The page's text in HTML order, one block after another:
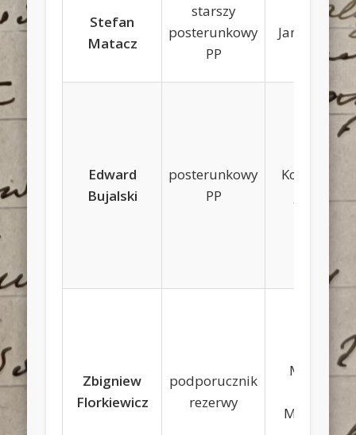
Stefan
Matacz
starszy
posterunkowy
PP
Jan, Rozalia
Edward
Bujalski
posterunkowy
PP
Konstanty,
Zbigniew
Florkiewicz
podporucznik
rezerwy
Marian,
Migurska